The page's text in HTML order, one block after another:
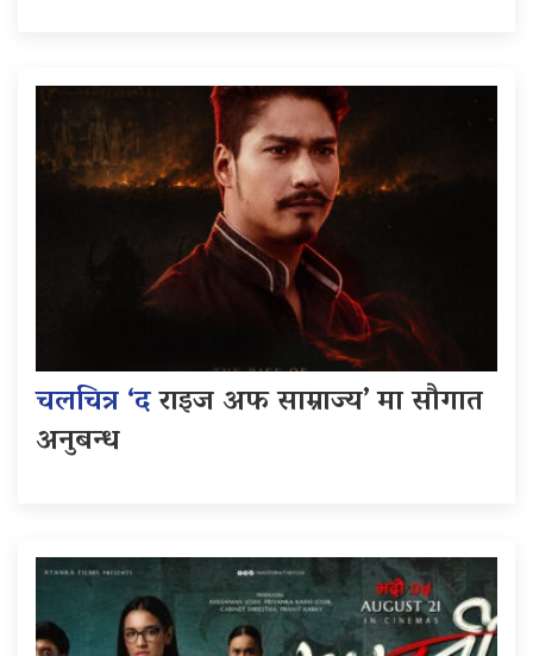
चलचित्र ‘दराइज अफ साम्राज्य’ मा सौगात
अनुबन्ध